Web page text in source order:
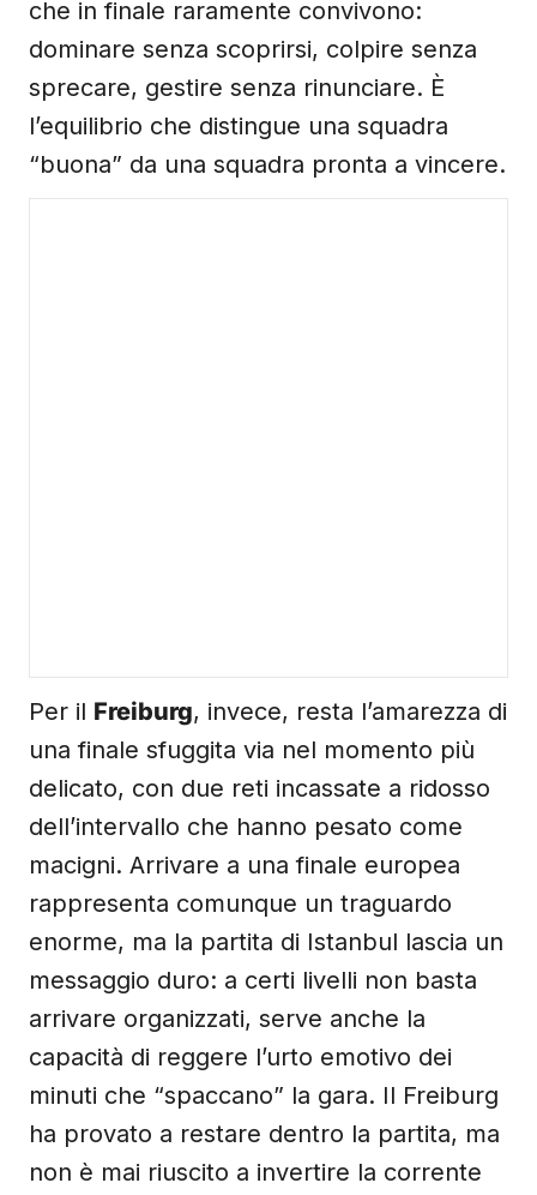
che in finale raramente convivono:
dominare senza scoprirsi, colpire senza
sprecare, gestire senza rinunciare. È
l’equilibrio che distingue una squadra
“buona” da una squadra pronta a vincere.
Per il Freiburg, invece, resta l’amarezza di
una finale sfuggita via nel momento più
delicato, con due reti incassate a ridosso
dell’intervallo che hanno pesato come
macigni. Arrivare a una finale europea
rappresenta comunque un traguardo
enorme, ma la partita di Istanbul lascia un
messaggio duro: a certi livelli non basta
arrivare organizzati, serve anche la
capacità di reggere l’urto emotivo dei
minuti che “spaccano” la gara. Il Freiburg
ha provato a restare dentro la partita, ma
non è mai riuscito a invertire la corrente